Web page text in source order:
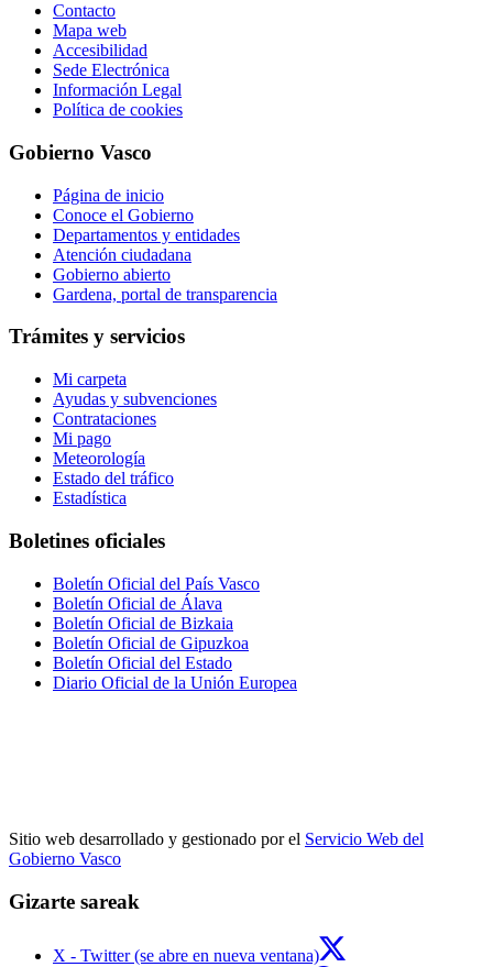
Contacto
Mapa web
Accesibilidad
Sede Electrónica
Información Legal
Política de cookies
Gobierno Vasco
Página de inicio
Conoce el Gobierno
Departamentos y entidades
Atención ciudadana
Gobierno abierto
Gardena, portal de transparencia
Trámites y servicios
Mi carpeta
Ayudas y subvenciones
Contrataciones
Mi pago
Meteorología
Estado del tráfico
Estadística
Boletines oficiales
Boletín Oficial del País Vasco
Boletín Oficial de Álava
Boletín Oficial de Bizkaia
Boletín Oficial de Gipuzkoa
Boletín Oficial del Estado
Diario Oficial de la Unión Europea
Sitio web desarrollado y gestionado por el Servicio Web del
Gobierno Vasco
Gizarte sareak
X - Twitter (se abre en nueva ventana)